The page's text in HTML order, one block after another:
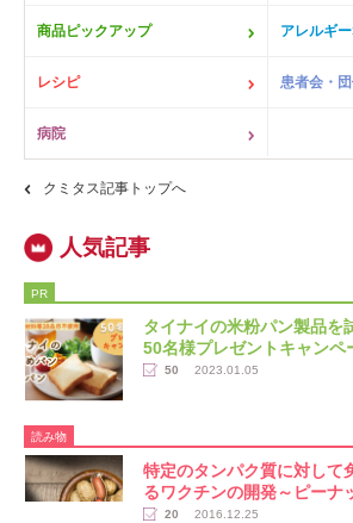
商品ピックアップ アレルギ
レシピ 患者会・
病院
クミタス記事トップへ
PR
タイナイの米粉パン製品を
50名様プレゼントキャンペ
50 2023.01.05
読み物
特定のタンパク質に対して
るワクチンの開発～ピーナ
20 2016.12.25